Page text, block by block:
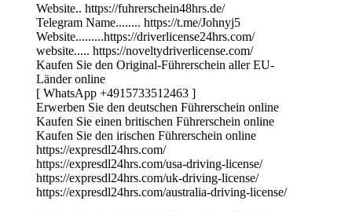
Website.. https://fuhrerschein48hrs.de/
Telegram Name........ https://t.me/Johnyj5
Website.........https://driverlicense24hrs.com/
website..... https://noveltydriverlicense.com/
Kaufen Sie den Original-Führerschein aller EU-
Länder online
[ WhatsApp +4915733512463 ]
Erwerben Sie den deutschen Führerschein online
Kaufen Sie einen britischen Führerschein online
Kaufen Sie den irischen Führerschein online
https://expresdl24hrs.com/
https://expresdl24hrs.com/usa-driving-license/
https://expresdl24hrs.com/uk-driving-license/
https://expresdl24hrs.com/australia-driving-license/